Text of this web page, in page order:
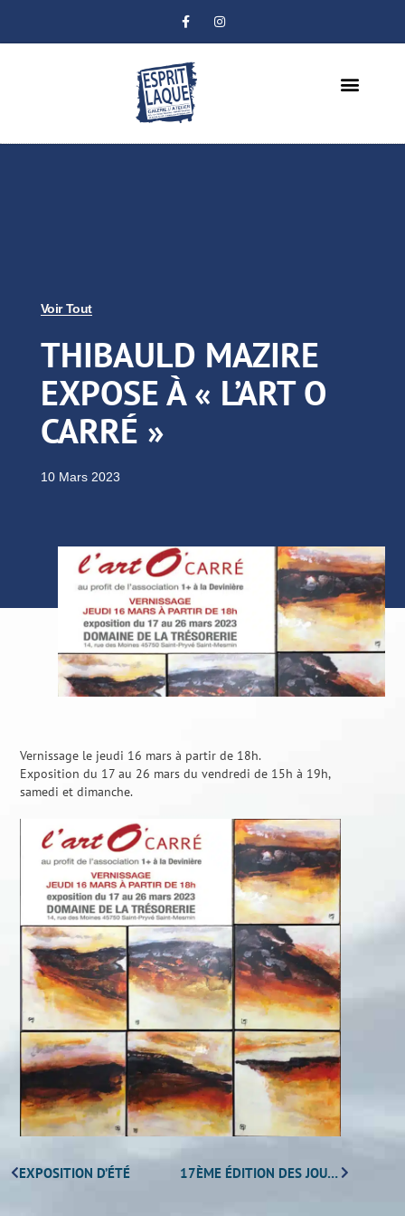
Voir Tout
THIBAULD MAZIRE
EXPOSE À « L’ART O
CARRÉ »
10 Mars 2023
Vernissage le jeudi 16 mars à partir de 18h.
Exposition du 17 au 26 mars du vendredi de 15h à 19h,
samedi et dimanche.
EXPOSITION D’ÉTÉ 17ÈME ÉDITION DES JOURNÉES EUROPÉENNES DES MÉTIERS D’ART